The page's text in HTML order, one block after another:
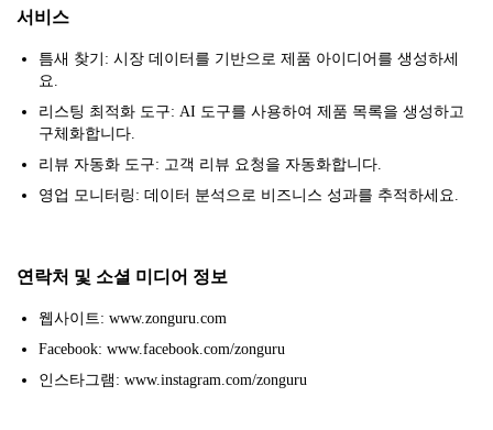
서비스
틈새 찾기: 시장 데이터를 기반으로 제품 아이디어를 생성하세
요.
리스팅 최적화 도구: AI 도구를 사용하여 제품 목록을 생성하고
구체화합니다.
리뷰 자동화 도구: 고객 리뷰 요청을 자동화합니다.
영업 모니터링: 데이터 분석으로 비즈니스 성과를 추적하세요.
연락처 및 소셜 미디어 정보
웹사이트: www.zonguru.com
Facebook: www.facebook.com/zonguru
인스타그램: www.instagram.com/zonguru